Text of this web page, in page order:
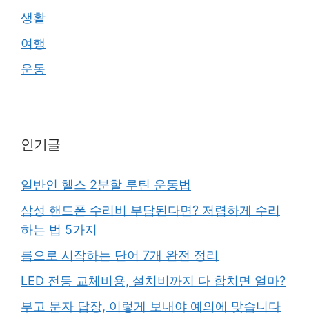
생활
여행
운동
인기글
일반인 헬스 2분할 루틴 운동법
삼성 핸드폰 수리비 부담된다면? 저렴하게 수리
하는 법 5가지
름으로 시작하는 단어 7개 완전 정리
LED 전등 교체비용, 설치비까지 다 합치면 얼마?
부고 문자 답장, 이렇게 보내야 예의에 맞습니다